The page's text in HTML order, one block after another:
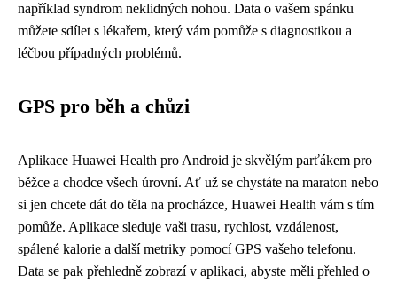
například syndrom neklidných nohou. Data o vašem spánku
můžete sdílet s lékařem, který vám pomůže s diagnostikou a
léčbou případných problémů.
GPS pro běh a chůzi
Aplikace Huawei Health pro Android je skvělým parťákem pro
běžce a chodce všech úrovní. Ať už se chystáte na maraton nebo
si jen chcete dát do těla na procházce, Huawei Health vám s tím
pomůže. Aplikace sleduje vaši trasu, rychlost, vzdálenost,
spálené kalorie a další metriky pomocí GPS vašeho telefonu.
Data se pak přehledně zobrazí v aplikaci, abyste měli přehled o